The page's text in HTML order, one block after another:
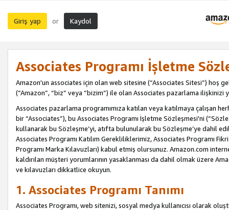
Giriş yap or Kaydol
Associates Programı İşletme
Amazon'un associates için olan web sitesine (“Associates Sitesi”) hoş
(“Amazon”, “biz” veya “bizim”) ile olan Associates pazarlama ilişkinizi
Associates pazarlama programımıza katılan veya katılmaya çalışan
bir “Associates”), bu Associates Programı İşletme Sözleşmesi'ni
kullanarak bu Sözleşme’yi, atıfta bulunularak bu Sözleşme’ye dahil
Associates Programı Katılım Gerekliliklerimiz, Associates Programı
Programı Marka Kılavuzları) kabul etmiş olursunuz. Amazon.com
kaldırılan müşteri yorumlarının yasaklanması da dahil olmak üzere
ve kılavuzları dikkatlice okuyun.
1. Associates Programı Tanımı
Associates Programı, web sitenizi, sosyal medya kullanıcısı olarak